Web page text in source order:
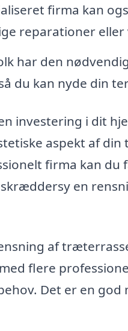
firma kan
reparationer eller
har den
du kan nyde din
investering i dit
aspekt af din
firma kan
en
af
flere
Det er en